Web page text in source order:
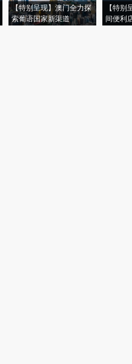
【特别呈现】澳门全力探
索葡语国家新渠道
【特别
间便利